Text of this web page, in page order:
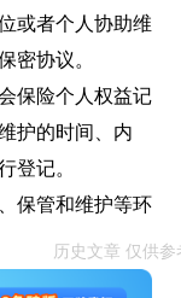
或者个人协助维
密协议。
保险个人权益记
护的时间、内
登记。
保管和维护等环